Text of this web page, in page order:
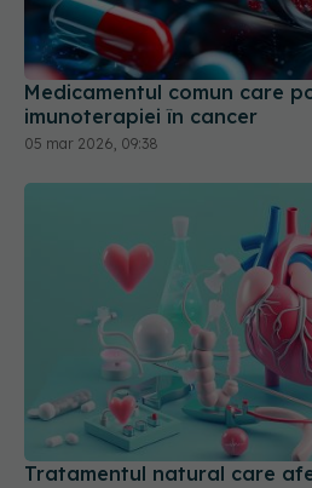
Medicamentul comun care
imunoterapiei în cancer
05 mar 2026, 09:38
Tratamentul natural care
impact are melatonina
cardiace
23 apr 2026, 12:30